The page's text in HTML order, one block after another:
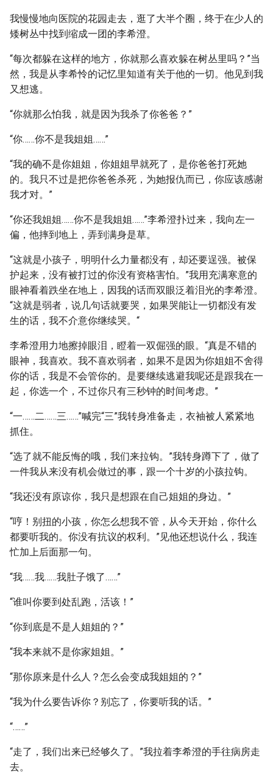
我慢慢地向医院的花园走去，逛了大半个圈，终于在少人的
矮树丛中找到缩成一团的李希澄。
“每次都躲在这样的地方，你就那么喜欢躲在树丛里吗？”当
然，我是从李希怜的记忆里知道有关于他的一切。他见到我
又想逃。
“你就那么怕我，就是因为我杀了你爸爸？”
“你……你不是我姐姐……”
“我的确不是你姐姐，你姐姐早就死了，是你爸爸打死她
的。我只不过是把你爸爸杀死，为她报仇而已，你应该感谢
我才对。”
“你还我姐姐……你不是我姐姐……”李希澄扑过来，我向左一
偏，他摔到地上，弄到满身是草。
“这就是小孩子，明明什么力量都没有，却还要逞强。被保
护起来，没有被打过的你没有资格害怕。”我用充满寒意的
眼神看着跌坐在地上，因我的话而双眼泛着泪光的李希澄。
“这就是弱者，说几句话就要哭，如果哭能让一切都没有发
生的话，我不介意你继续哭。“
李希澄用力地擦掉眼泪，瞪着一双倔强的眼。“真是不错的
眼神，我喜欢。我不喜欢弱者，如果不是因为你姐姐不舍得
你的话，我是不会管你的。是要继续逃避我呢还是跟我在一
起，你选一个，不过你只有三秒钟的时间考虑。”
“一……二……三……”喊完“三”我转身准备走，衣袖被人紧紧地
抓住。
“选了就不能反悔的哦，我们来拉钩。”我转身蹲下了，做了
一件我从来没有机会做过的事，跟一个十岁的小孩拉钩。
“我还没有原谅你，我只是想跟在自己姐姐的身边。”
“哼！别扭的小孩，你怎么想我不管，从今天开始，你什么
都要听我的。你没有抗议的权利。”见他还想说什么，我连
忙加上后面那一句。
“我……我……我肚子饿了……”
“谁叫你要到处乱跑，活该！”
“你到底是不是人姐姐的？”
“我本来就不是你家姐姐。”
“那你原来是什么人？怎么会变成我姐姐的？”
“我为什么要告诉你？别忘了，你要听我的话。”
“……”
“走了，我们出来已经够久了。”我拉着李希澄的手往病房走
去。